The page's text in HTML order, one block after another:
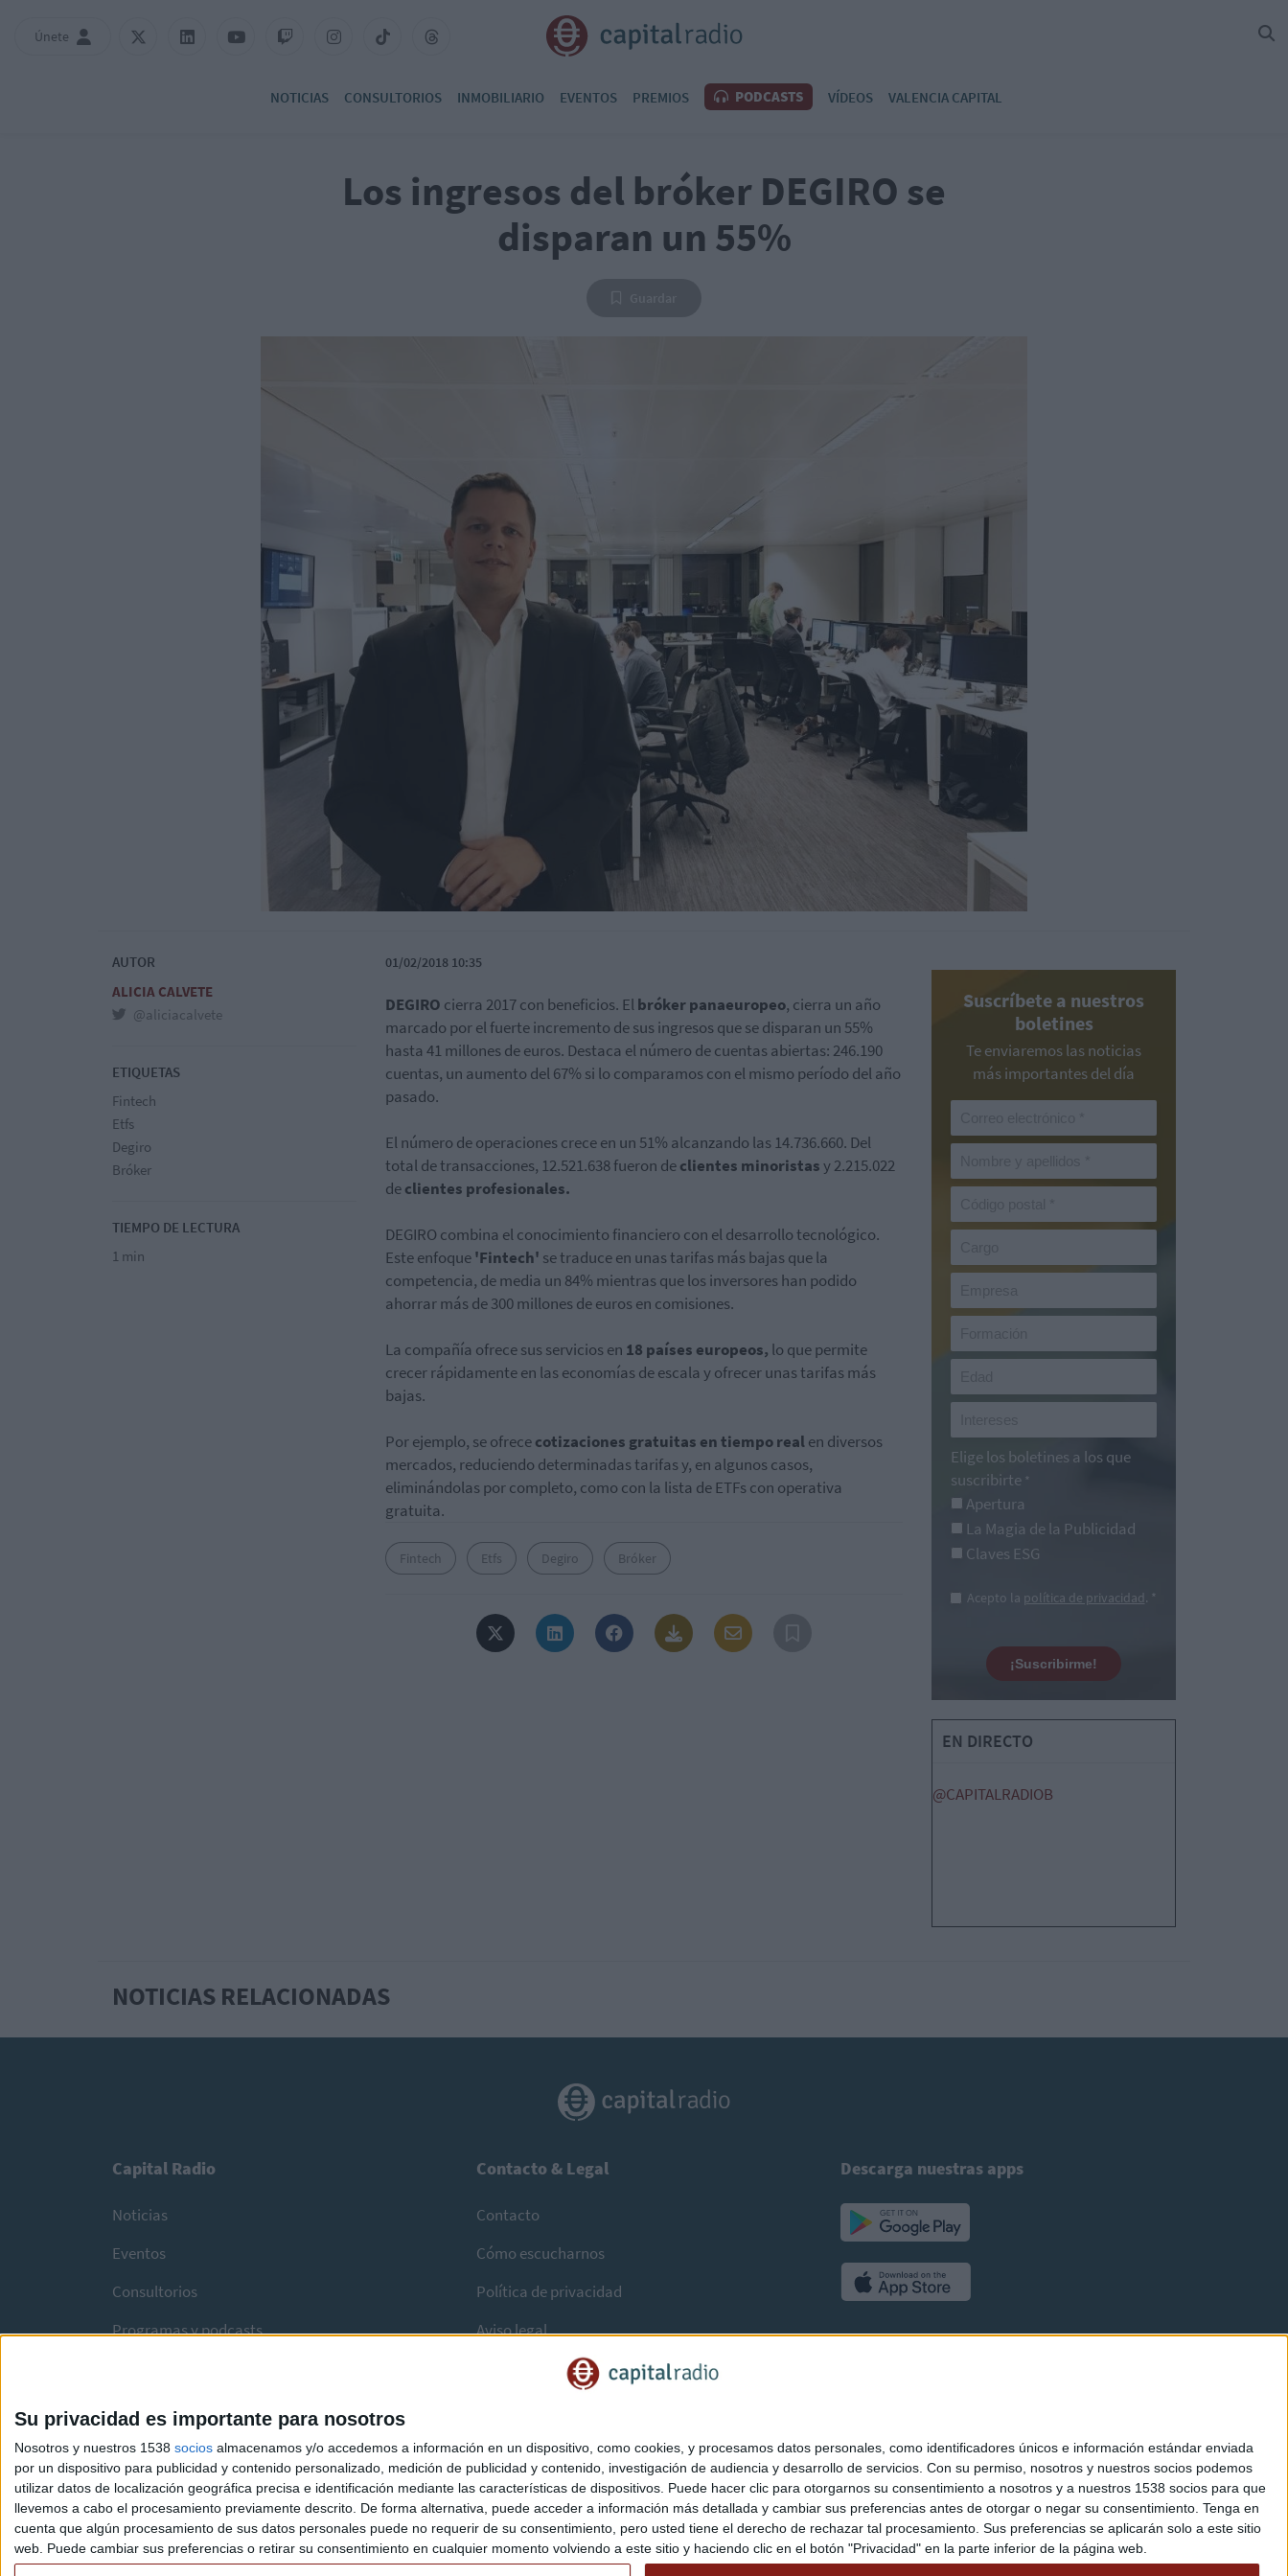
Su privacidad es importante para nosotros
Nosotros y nuestros 1538 socios almacenamos y/o accedemos a información en un dispositivo, como cookies, y procesamos datos personales, como identificadores únicos e información estándar enviada
por un dispositivo para publicidad y contenido personalizado, medición de publicidad y contenido, investigación de audiencia y desarrollo de servicios. Con su permiso, nosotros y nuestros socios podemos
utilizar datos de localización geográfica precisa e identificación mediante las características de dispositivos. Puede hacer clic para otorgarnos su consentimiento a nosotros y a nuestros 1538 socios para que
llevemos a cabo el procesamiento previamente descrito. De forma alternativa, puede acceder a información más detallada y cambiar sus preferencias antes de otorgar o negar su consentimiento. Tenga en
cuenta que algún procesamiento de sus datos personales puede no requerir de su consentimiento, pero usted tiene el derecho de rechazar tal procesamiento. Sus preferencias se aplicarán solo a este sitio
web. Puede cambiar sus preferencias o retirar su consentimiento en cualquier momento volviendo a este sitio y haciendo clic en el botón "Privacidad" en la parte inferior de la página web.
Únete
NOTICIAS CONSULTORIOS INMOBILIARIO EVENTOS PREMIOS PODCASTS VÍDEOS VALENCIA CAPITAL
Los ingresos del bróker DEGIRO se
disparan un 55%
AUTOR
ALICIA CALVETE
@aliciacalvete
ETIQUETAS
Fintech
Etfs
Degiro
Bróker
TIEMPO DE LECTURA
1 min
01/02/2018 10:35
DEGIRO cierra 2017 con beneficios. Elbróker panaeuropeo, cierra un año
marcado por el fuerte incremento de sus ingresos que se disparan un 55%
hasta 41 millones de euros. Destaca el número de cuentas abiertas: 246.190
cuentas, un aumento del 67% si lo comparamos con el mismo período del año
pasado.
El número de operaciones crece en un 51% alcanzando las 14.736.660. Del
total de transacciones, 12.521.638 fueron declientes minoristasy 2.215.022
declientes profesionales.
DEGIRO combina el conocimiento financiero con el desarrollo tecnológico.
Este enfoque'Fintech' se traduce en unas tarifas más bajas que la
competencia, de media un 84% mientras que los inversores han podido
ahorrar más de 300 millones de euros en comisiones.
La compañía ofrece sus servicios en 18 países europeos, lo que permite
crecer rápidamente en las economías de escala y ofrecer unas tarifas más
bajas.
Por ejemplo, se ofrececotizaciones gratuitas en tiempo realen diversos
mercados, reduciendo determinadas tarifas y, en algunos casos,
eliminándolas por completo, como con la lista de ETFs con operativa
gratuita.
Fintech Etfs Degiro Bróker
Suscríbete a nuestros
boletines
Te enviaremos las noticias
más importantes del día
Elige los boletines a los que
suscribirte *
Apertura
La Magia de la Publicidad
Claves ESG
Acepto la política de privacidad. *
¡Suscribirme!
EN DIRECTO
@CAPITALRADIOB
NOTICIAS RELACIONADAS
Capital Radio
Noticias
Eventos
Consultorios
Programas y podcasts
Contacto & Legal
Contacto
Cómo escucharnos
Política de privacidad
Aviso legal
Descarga nuestras apps